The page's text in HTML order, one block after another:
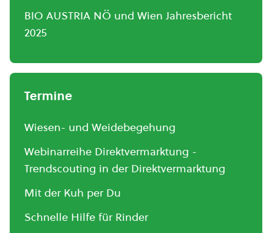
BIO AUSTRIA NÖ und Wien Jahresbericht
2025
Termine
Wiesen- und Weidebegehung
Webinarreihe Direktvermarktung -
Trendscouting in der Direktvermarktung
Mit der Kuh per Du
Schnelle Hilfe für Rinder